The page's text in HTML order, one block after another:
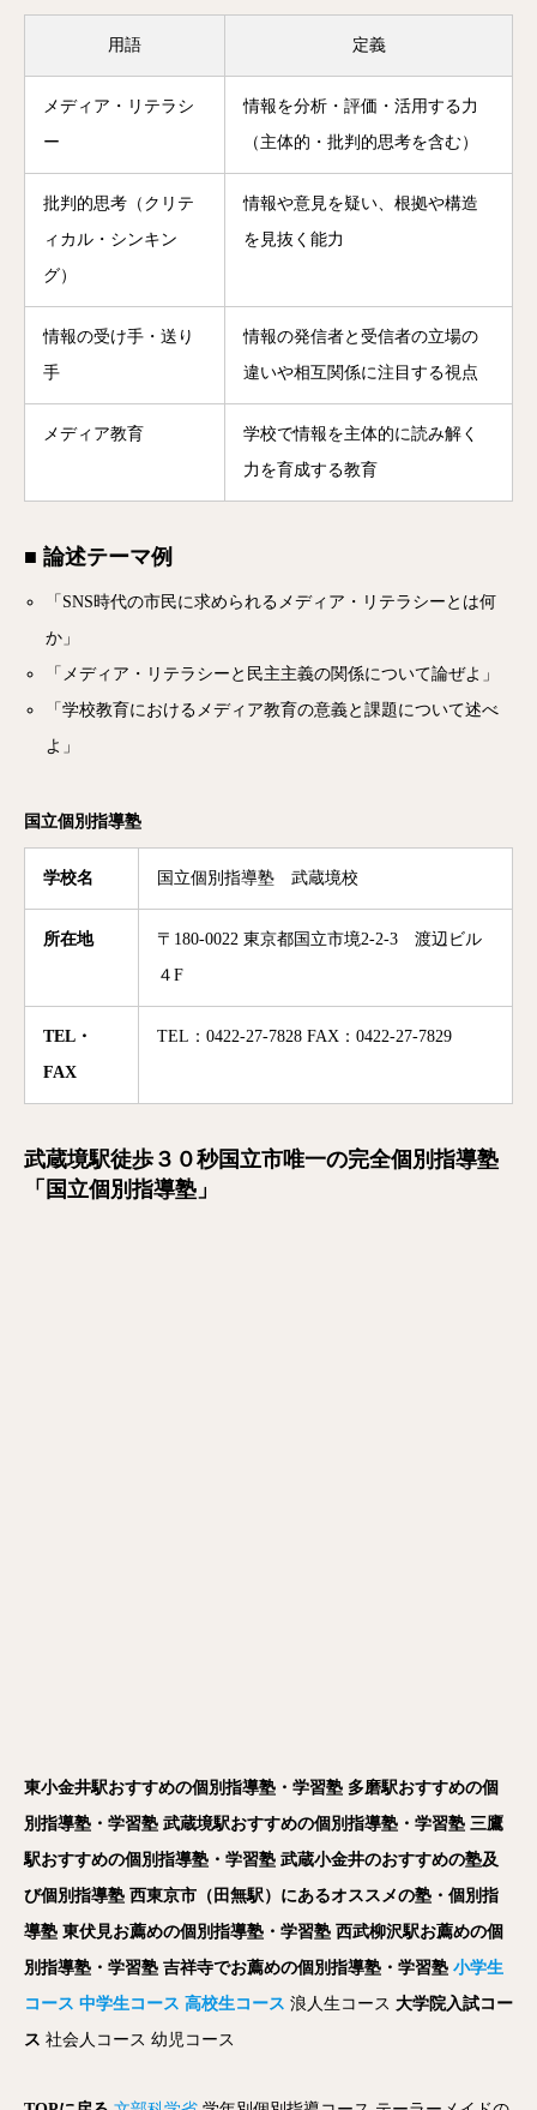
用語 定義
メディア・リテラシ
ー
情報を分析・評価・活用する力
（主体的・批判的思考を含む）
批判的思考（クリテ
ィカル・シンキン
グ）
情報や意見を疑い、根拠や構造
を見抜く能力
情報の受け手・送り
手
情報の発信者と受信者の立場の
違いや相互関係に注目する視点
メディア教育
学校で情報を主体的に読み解く
力を育成する教育
■ 論述テーマ例
「SNS時代の市民に求められるメディア・リテラシーとは何
か」
「メディア・リテラシーと民主主義の関係について論ぜよ」
「学校教育におけるメディア教育の意義と課題について述べ
よ」
国立個別指導塾
学校名 国立個別指導塾 武蔵境校
所在地
〒180-0022 東京都国立市境2-2-3 渡辺ビル
４F
TEL・
FAX
TEL：0422-27-7828 FAX：0422-27-7829
武蔵境駅徒歩３０秒国立市唯一の完全個別指導塾
「国立個別指導塾」
東小金井駅おすすめの個別指導塾・学習塾 多磨駅おすすめの個
別指導塾・学習塾 武蔵境駅おすすめの個別指導塾・学習塾 三鷹
駅おすすめの個別指導塾・学習塾 武蔵小金井のおすすめの塾及
び個別指導塾 西東京市（田無駅）にあるオススメの塾・個別指
導塾 東伏見お薦めの個別指導塾・学習塾 西武柳沢駅お薦めの個
別指導塾・学習塾 吉祥寺でお薦めの個別指導塾・学習塾 小学生
コース 中学生コース 高校生コース 浪人生コース 大学院入試コー
ス 社会人コース 幼児コース